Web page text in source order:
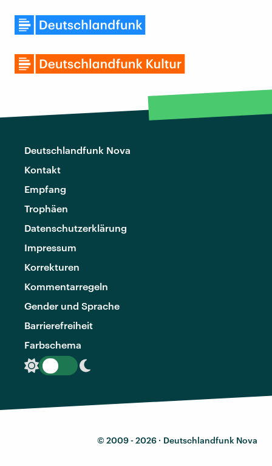
Deutschlandfunk Nova
Kontakt
Empfang
Trophäen
Datenschutzerklärung
Impressum
Korrekturen
Kommentarregeln
Gender und Sprache
Barrierefreiheit
Farbschema
© 2009 - 2026 · Deutschlandfunk Nova